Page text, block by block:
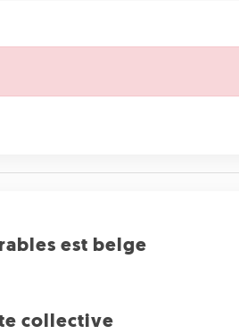
est belge
collective